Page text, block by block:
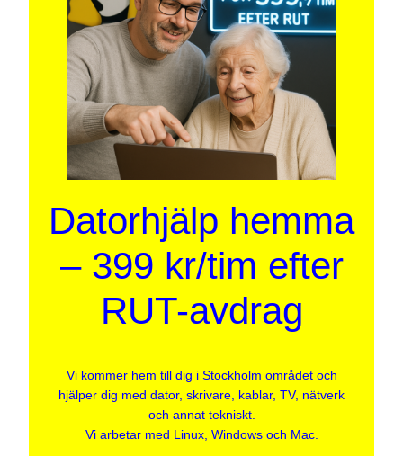
Datorhjälp hemma
– 399 kr/tim efter
RUT-avdrag
Vi kommer hem till dig i Stockholm området och
hjälper dig med dator, skrivare, kablar, TV, nätverk
och annat tekniskt.
Vi arbetar med Linux, Windows och Mac.